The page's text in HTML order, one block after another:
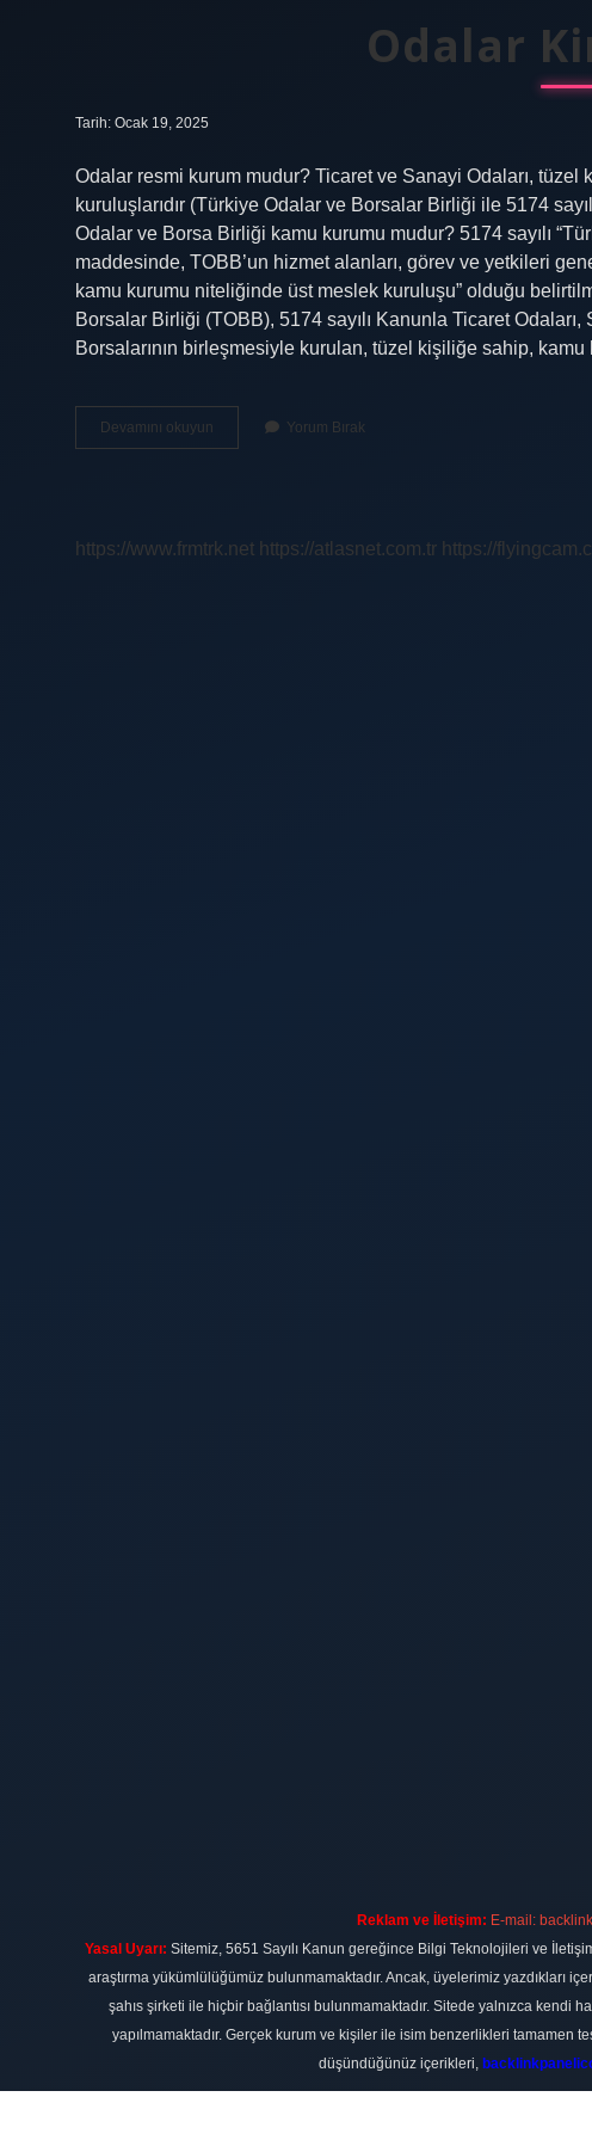
Odalar
Tarih: Ocak 19, 2025
Odalar resmi kurum mudur? Ticaret ve Sanayi Odaları,
kuruluşlarıdır (Türkiye Odalar ve Borsalar Birliği ile 5174
Odalar ve Borsa Birliği kamu kurumu mudur? 5174 sayılı
maddesinde, TOBB’un hizmet alanları, görev ve yetkileri
kamu kurumu niteliğinde üst meslek kuruluşu” olduğu
Borsalar Birliği (TOBB), 5174 sayılı Kanunla Ticaret
Borsalarının birleşmesiyle kurulan, tüzel kişiliğe sahip,
Devamını okuyun
Kime
Yorum Bırak
https://www.frmtrk.net https://atlasnet.com.tr https://
Reklam ve İletişim: E-mail:
Yasal Uyarı: Sitemiz, 5651 Sayılı Kanun gereğince Bilgi Teknolojileri ve
araştırma yükümlülüğümüz bulunmamaktadır. Ancak, üyelerimiz yazdıkları
şahıs şirketi ile hiçbir bağlantısı bulunmamaktadır. Sitede yalnızca kendi
yapılmamaktadır. Gerçek kurum ve kişiler ile isim benzerlikleri tamamen
düşündüğünüz içerikleri,